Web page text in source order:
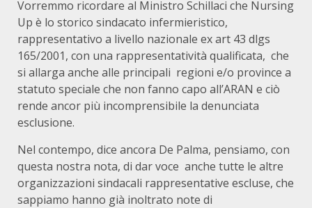
Vorremmo ricordare al Ministro Schillaci che Nursing
Up è lo storico sindacato infermieristico,
rappresentativo a livello nazionale ex art 43 dlgs
165/2001, con una rappresentatività qualificata, che
si allarga anche alle principali regioni e/o province a
statuto speciale che non fanno capo all’ARAN e ciò
rende ancor più incomprensibile la denunciata
esclusione.
Nel contempo, dice ancora De Palma, pensiamo, con
questa nostra nota, di dar voce anche tutte le altre
organizzazioni sindacali rappresentative escluse, che
sappiamo hanno già inoltrato note di